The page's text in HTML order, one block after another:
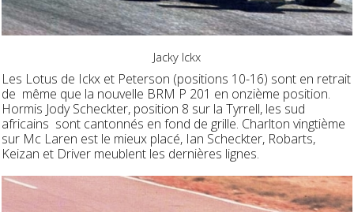
Jacky Ickx
Les Lotus de Ickx et Peterson (positions 10-16) sont en retrait
de même que la nouvelle BRM P 201 en onzième position.
Hormis Jody Scheckter, position 8 sur la Tyrrell, les sud
africains sont cantonnés en fond de grille. Charlton vingtième
sur Mc Laren est le mieux placé, Ian Scheckter, Robarts,
Keizan et Driver meublent les dernières lignes.